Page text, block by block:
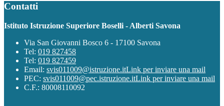
Contatti
Istituto Istruzione Superiore Boselli - Alberti Savona
Via San Giovanni Bosco 6 - 17100 Savona
Tel: 019 827458
Tel: 019 827459
Email: svis011009@istruzione.itLink per inviare una mail
PEC: svis011009@pec.istruzione.itLink per inviare una mail
C.F.: 80008110092